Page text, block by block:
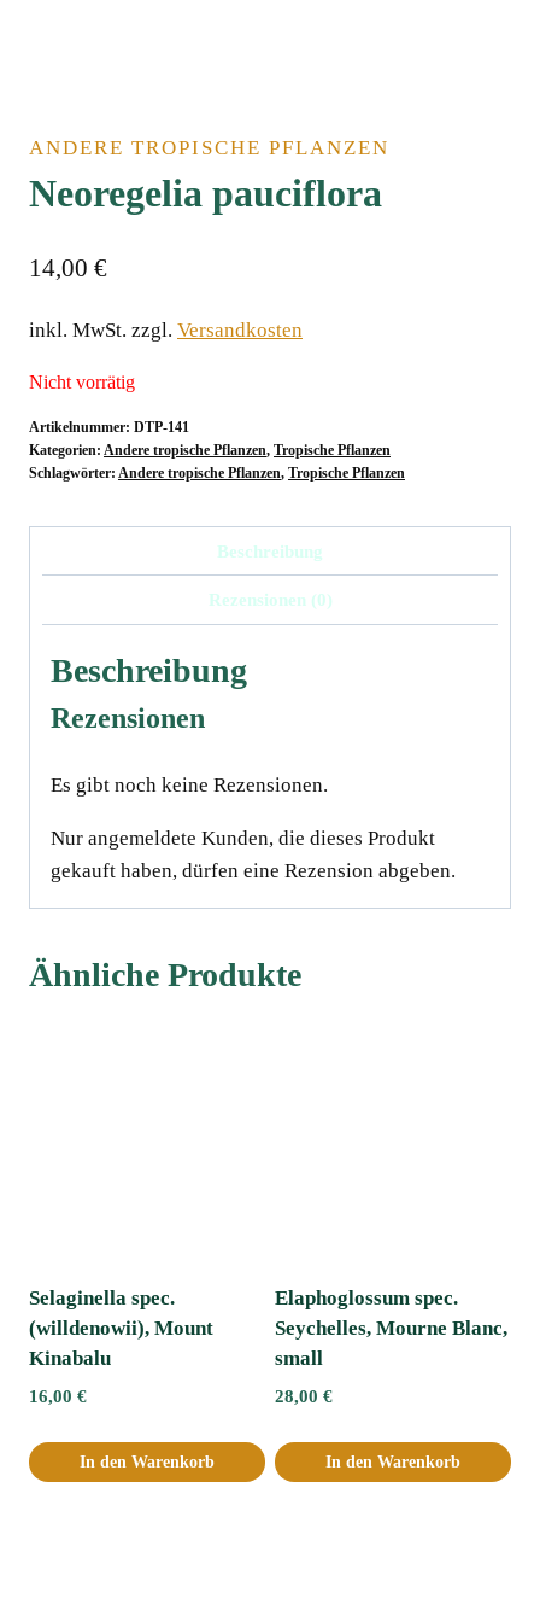
ANDERE TROPISCHE PFLANZEN
Neoregelia pauciflora
14,00 €
inkl. MwSt. zzgl. Versandkosten
Nicht vorrätig
Artikelnummer: DTP-141
Kategorien: Andere tropische Pflanzen, Tropische Pflanzen
Schlagwörter: Andere tropische Pflanzen, Tropische Pflanzen
Beschreibung
Rezensionen (0)
Beschreibung
Rezensionen
Es gibt noch keine Rezensionen.
Nur angemeldete Kunden, die dieses Produkt
gekauft haben, dürfen eine Rezension abgeben.
Ähnliche Produkte
Selaginella spec.
(willdenowii), Mount
Kinabalu
16,00 €
In den Warenkorb
Elaphoglossum spec.
Seychelles, Mourne Blanc,
small
28,00 €
In den Warenkorb